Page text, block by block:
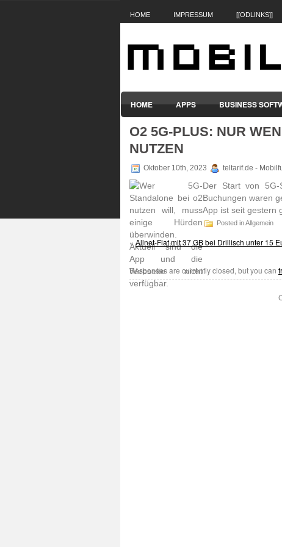
HOME IMPRESSUM [[ODLINKS]]
HOME APPS BUSINESS
SMARTPHONES & HANDYS
O2 5G-PLUS: NUR
NUTZEN
Oktober 10th, 2023 teltarif.de -
Der Start von 5G-
Buchungen waren
App ist seit gestern
Posted in Allgemein
« Allnet-Flat mit 37 GB bei Drillisch unter 15
Responses are currently closed, but you can